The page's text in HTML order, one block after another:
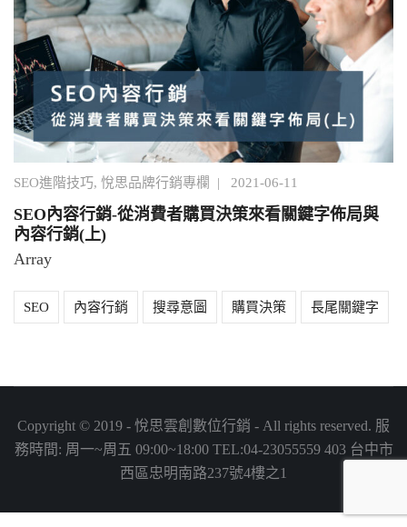
SEO進階技巧, 悅思品牌行銷專欄 | 2021-06-11
SEO內容行銷-從消費者購買決策來看關鍵字佈局與
內容行銷(上)
Array
SEO 內容行銷 搜尋意圖 購買決策 長尾關鍵字
Copyright © 2019 - 悅思雲創數位行銷 - All rights reserved. 服
務時間: 周一~周五 09:00~18:00 TEL:04-23055559 403 台中市
西區忠明南路237號4樓之1